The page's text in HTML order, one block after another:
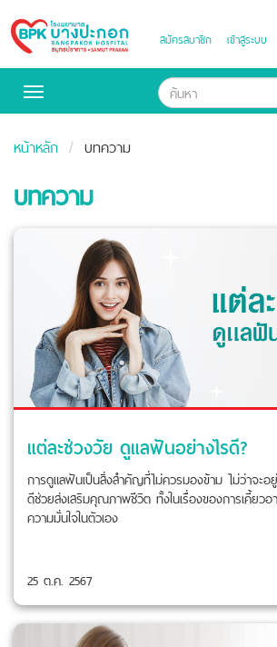
Bangpakok
Hospital
สมัครสมาชิก เข้าสู่ระบบ
Toggle
หน้าหลัก บทความ
บทความ
แต่ละช่วงวัย ดูแลฟันอย่างไรดี?
การดูแลฟันเป็นสิ่งสำคัญที่ไม่ควรมองข้าม ไม่ว่าจะ
ดีช่วยส่งเสริมคุณภาพชีวิต ทั้งในเรื่องของการเคี้ยว
ความมั่นใจในตัวเอง
25 ต.ค. 2567